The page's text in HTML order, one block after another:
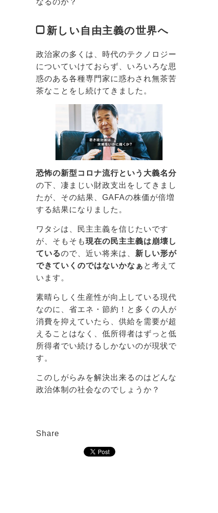
新しい自由主義の世界へ
政治家の多くは、時代のテクノロジー
についていけておらず、いろいろな思
惑のある各種専門家に惑わされ無茶苦
茶なことをし続けてきました。
恐怖の新型コロナ流行という大義名分
の下、凄まじい財政支出をしてきまし
たが、その結果、GAFAの株価が倍増
する結果になりました。
ワタシは、民主主義を信じたいです
が、そもそも現在の民主主義は崩壊し
ているので、近い将来は、 新しい形が
できていくのではないかなぁ と考えて
います。
素晴らしく生産性が向上している現代
なのに、省エネ・節約！と多くの人が
消費を抑えていたら、供給を需要が超
えることはなく、低所得者はずっと低
所得者でい続けるしかないのが現状で
す。
このしがらみを解決出来るのはどんな
政治体制の社会なのでしょうか？
Share